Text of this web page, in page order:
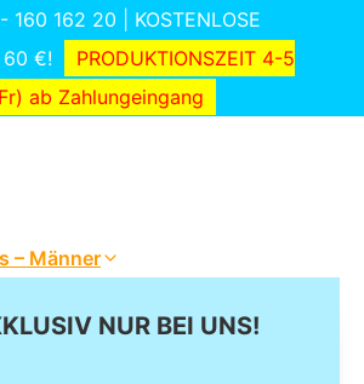
160 162 20 | KOSTENLOSE
60 €!
PRODUKTIONSZEIT 4-5
ab Zahlungeingang
– Männer
NUR BEI UNS!